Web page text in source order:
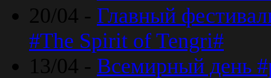
20/04 - Главный
#The Spirit of Tengri#
13/04 - Всемирный день